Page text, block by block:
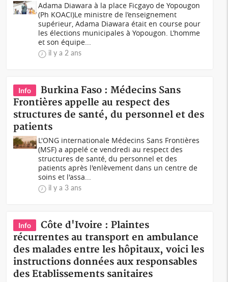
Adama Diawara à la place Ficgayo de Yopougon
(Ph KOACI)Le ministre de l’enseignement
supérieur, Adama Diawara était en course pour
les élections municipales à Yopougon. L’homme
et son équipe...
il y a 2 ans
Info
Burkina Faso : Médecins Sans
Frontières appelle au respect des
structures de santé, du personnel et des
patients
L'ONG internationale Médecins Sans Frontières
(MSF) a appelé ce vendredi au respect des
structures de santé, du personnel et des
patients après l'enlèvement dans un centre de
soins et l'assa...
il y a 3 ans
Info
Côte d'Ivoire : Plaintes
récurrentes au transport en ambulance
des malades entre les hôpitaux, voici les
instructions données aux responsables
des Etablissements sanitaires